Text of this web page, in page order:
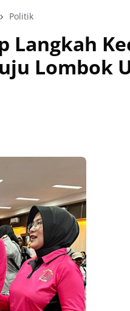
Politik
Langkah
Lombok